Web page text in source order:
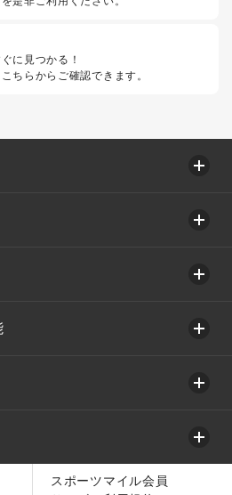
に見つかる！
ちらからご確認できます。
スポーツマイル会員